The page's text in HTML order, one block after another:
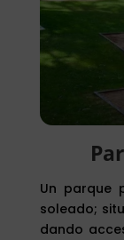
Un parque
soleado;
dando